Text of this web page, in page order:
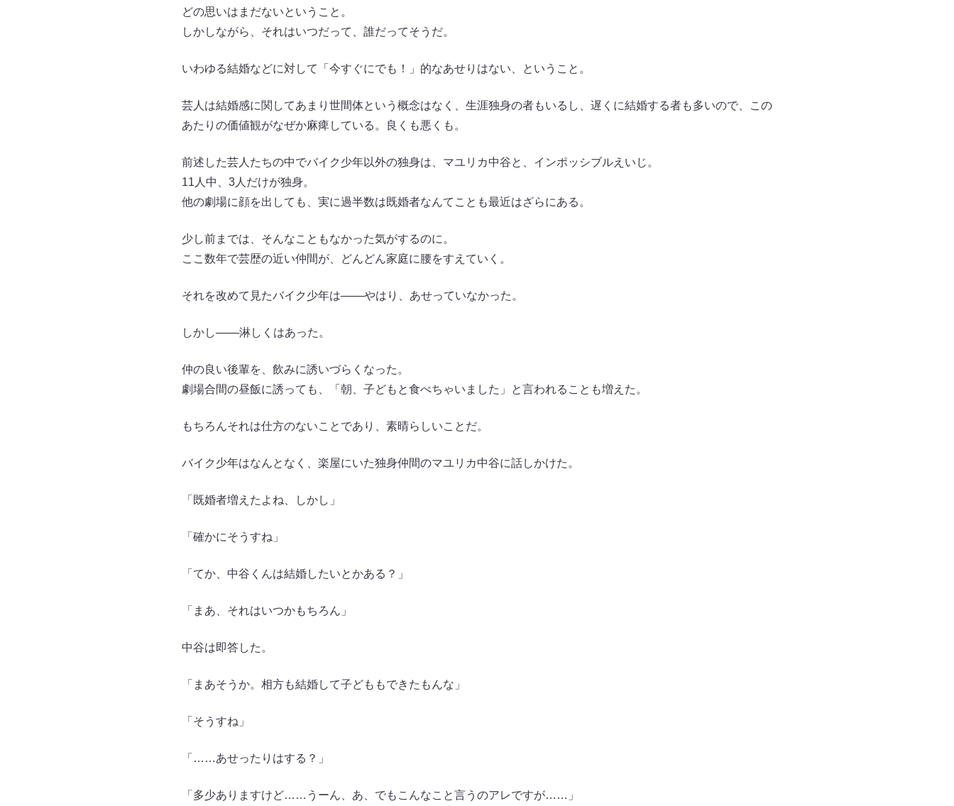
どの思いはまだないということ。
しかしながら、それはいつだって、誰だってそうだ。
いわゆる結婚などに対して「今すぐにでも！」的なあせりはない、ということ。
芸人は結婚感に関してあまり世間体という概念はなく、生涯独身の者もいるし、遅くに結婚する者も多いので、この
あたりの価値観がなぜか麻痺している。良くも悪くも。
前述した芸人たちの中でバイク少年以外の独身は、マユリカ中谷と、インポッシブルえいじ。
11人中、3人だけが独身。
他の劇場に顔を出しても、実に過半数は既婚者なんてことも最近はざらにある。
少し前までは、そんなこともなかった気がするのに。
ここ数年で芸歴の近い仲間が、どんどん家庭に腰をすえていく。
それを改めて見たバイク少年は───やはり、あせっていなかった。
しかし───淋しくはあった。
仲の良い後輩を、飲みに誘いづらくなった。
劇場合間の昼飯に誘っても、「朝、子どもと食べちゃいました」と言われることも増えた。
もちろんそれは仕方のないことであり、素晴らしいことだ。
バイク少年はなんとなく、楽屋にいた独身仲間のマユリカ中谷に話しかけた。
「既婚者増えたよね、しかし」
「確かにそうすね」
「てか、中谷くんは結婚したいとかある？」
「まあ、それはいつかもちろん」
中谷は即答した。
「まあそうか。相方も結婚して子どももできたもんな」
「そうすね」
「……あせったりはする？」
「多少ありますけど……うーん、あ、でもこんなこと言うのアレですが……」